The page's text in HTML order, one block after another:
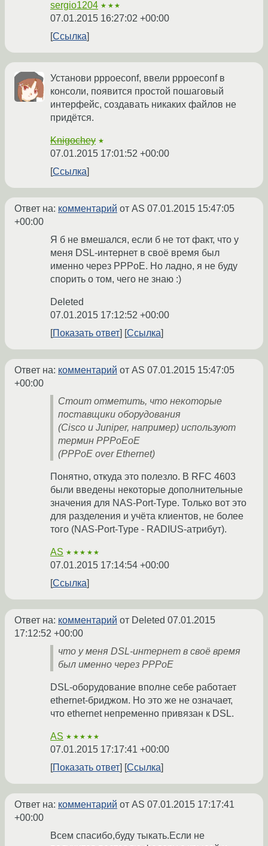
sergio1204 ★★★
07.01.2015 16:27:02 +00:00
Ссылка
Установи pppoeconf, ввели pppoeconf в
консоли, появится простой пошаговый
интерфейс, создавать никаких файлов не
придётся.
Knigochey ★
07.01.2015 17:01:52 +00:00
Ссылка
Ответ на: комментарий от AS 07.01.2015 15:47:05
+00:00
Я б не вмешался, если б не тот факт, что у
меня DSL-интернет в своё время был
именно через PPPoE. Но ладно, я не буду
спорить о том, чего не знаю :)
Deleted
07.01.2015 17:12:52 +00:00
Показать ответ
Ссылка
Ответ на: комментарий от AS 07.01.2015 15:47:05
+00:00
Стоит отметить, что некоторые
поставщики оборудования
(Cisco и Juniper, например) используют
термин PPPoEoE
(PPPoE over Ethernet)
Понятно, откуда это полезло. В RFC 4603
были введены некоторые дополнительные
значения для NAS-Port-Type. Только вот это
для разделения и учёта клиентов, не более
того (NAS-Port-Type - RADIUS-атрибут).
AS ★★★★★
07.01.2015 17:14:54 +00:00
Ссылка
Ответ на: комментарий от Deleted 07.01.2015
17:12:52 +00:00
что у меня DSL-интернет в своё время
был именно через PPPoE
DSL-оборудование вполне себе работает
ethernet-бриджом. Но это же не означает,
что ethernet непременно привязан к DSL.
AS ★★★★★
07.01.2015 17:17:41 +00:00
Показать ответ
Ссылка
Ответ на: комментарий от AS 07.01.2015 17:17:41
+00:00
Всем спасибо,буду тыкать.Если не